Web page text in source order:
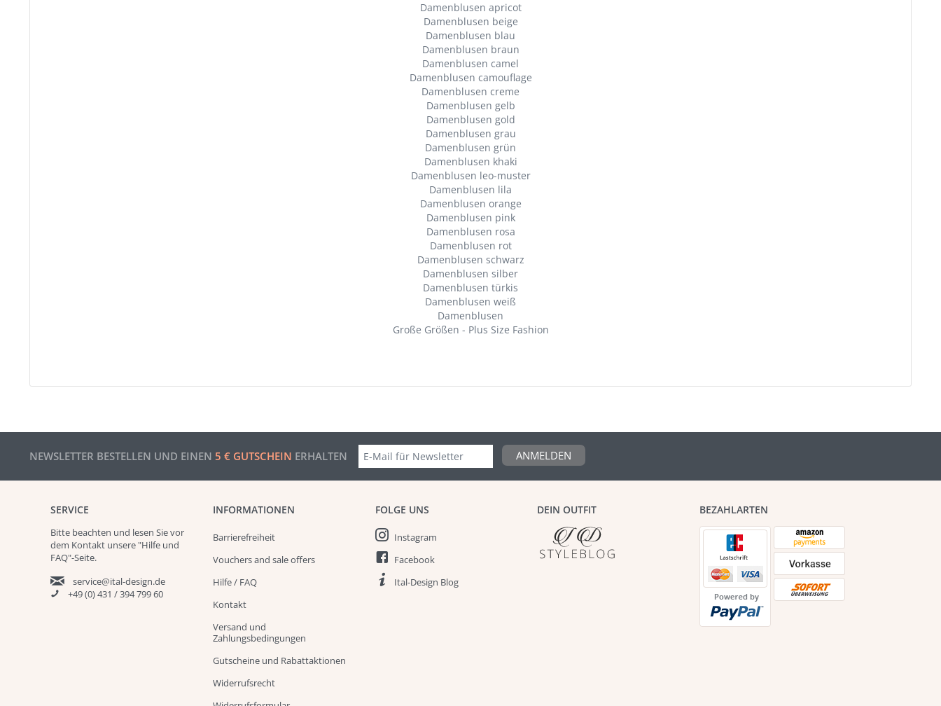
Damenblusen apricot
Damenblusen beige
Damenblusen blau
Damenblusen braun
Damenblusen camel
Damenblusen camouflage
Damenblusen creme
Damenblusen gelb
Damenblusen gold
Damenblusen grau
Damenblusen grün
Damenblusen khaki
Damenblusen leo-muster
Damenblusen lila
Damenblusen orange
Damenblusen pink
Damenblusen rosa
Damenblusen rot
Damenblusen schwarz
Damenblusen silber
Damenblusen türkis
Damenblusen weiß
Damenblusen
Große Größen - Plus Size Fashion
NEWSLETTER BESTELLEN UND EINEN 5 € GUTSCHEIN ERHALTEN ANMELDEN
SERVICE
Bitte beachten und lesen Sie vor
dem Kontakt unsere "Hilfe und
FAQ"-Seite.
service@ital-design.de
+49 (0) 431 / 394 799 60
INFORMATIONEN
Barrierefreiheit
Vouchers and sale offers
Hilfe / FAQ
Kontakt
Versand und
Zahlungsbedingungen
Gutscheine und Rabattaktionen
Widerrufsrecht
FOLGE UNS
Instagram
Facebook
Ital-Design Blog
DEIN OUTFIT BEZAHLARTEN